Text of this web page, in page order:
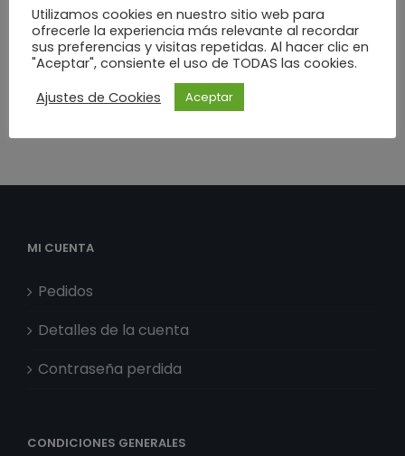
Te puede interesar
MI CUENTA
Pedidos
Detalles de la cuenta
Contraseña perdida
CONDICIONES GENERALES
Utilizamos cookies en nuestro sitio web para
ofrecerle la experiencia más relevante al recordar
sus preferencias y visitas repetidas. Al hacer clic en
"Aceptar", consiente el uso de TODAS las cookies.
Ajustes de Cookies
Aceptar